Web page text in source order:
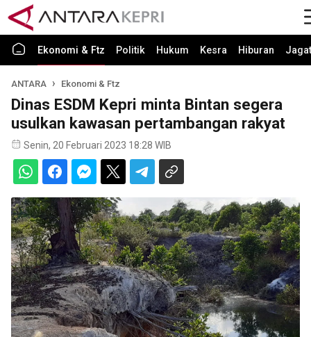
Ekonomi & Ftz Politik Hukum Kesra Hiburan Jagat
ANTARA Ekonomi & Ftz
Dinas ESDM Kepri minta Bintan segera
usulkan kawasan pertambangan rakyat
Senin, 20 Februari 2023 18:28 WIB